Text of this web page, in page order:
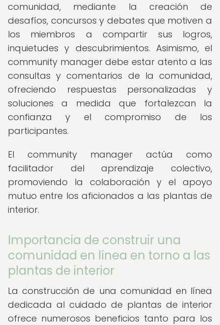
comunidad, mediante la creación de
desafíos, concursos y debates que motiven a
los miembros a compartir sus logros,
inquietudes y descubrimientos. Asimismo, el
community manager debe estar atento a las
consultas y comentarios de la comunidad,
ofreciendo respuestas personalizadas y
soluciones a medida que fortalezcan la
confianza y el compromiso de los
participantes.
El community manager actúa como
facilitador del aprendizaje colectivo,
promoviendo la colaboración y el apoyo
mutuo entre los aficionados a las plantas de
interior.
Importancia de construir una
comunidad en línea en torno a las
plantas de interior
La construcción de una comunidad en línea
dedicada al cuidado de plantas de interior
ofrece numerosos beneficios tanto para los